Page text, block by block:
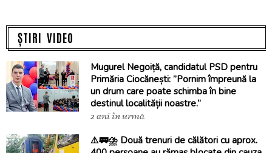
ȘTIRI VIDEO
Mugurel Negoiță, candidatul PSD pentru
Primăria Ciocănești: ”Pornim împreună la
un drum care poate schimba în bine
destinul localității noastre.”
2 ani în urmă
⚠️🚃⛈️ Două trenuri de călători cu aprox.